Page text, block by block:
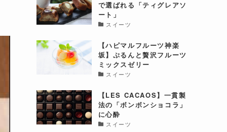
で選ばれる「ティグレアソ
ート」
スイーツ
【ハピマルフルーツ神楽
坂】ぷるんと贅沢フルーツ
ミックスゼリー
スイーツ
【LES CACAOS】一貫製
法の「ボンボンショコラ」
に心酔
スイーツ